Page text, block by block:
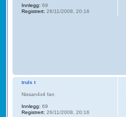
Innlegg: 69
Registrert: 26/11/2008, 20:16
truls t
Nissan4x4 fan
Innlegg: 69
Registrert: 26/11/2008, 20:16